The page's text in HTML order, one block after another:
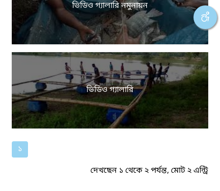
ভিডিও গ্যালারি নমুনায়ন
ভিডিও গ্যালারি
১
দেখছেন ১ থেকে ২ পর্যন্ত, মোট ২ এন্ট্রি